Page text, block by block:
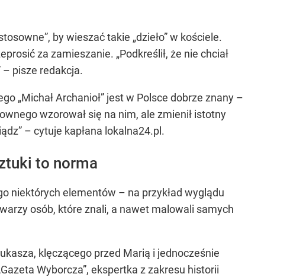
by wieszać takie „dzieło” w kościele.
za zamieszanie. „Podkreślił, że nie chciał
– pisze redakcja.
„Michał Archanioł” jest w Polsce dobrze znany –
wzorował się na nim, ale zmienił istotny
– cytuje kapłana lokalna24.pl.
to norma
niektórych elementów – na przykład wyglądu
osób, które znali, a nawet malowali samych
klęczącego przed Marią i jednocześnie
Wyborcza”, ekspertka z zakresu historii